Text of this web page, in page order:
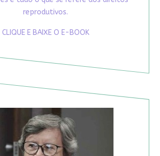
reprodutivos.
CLIQUE E BAIXE O E-BOOK